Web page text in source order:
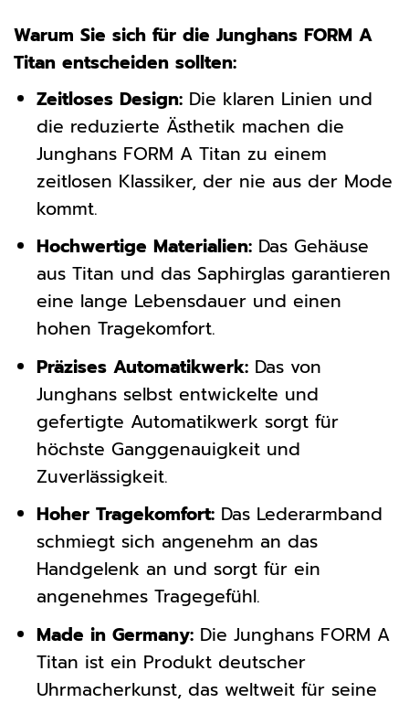
Warum Sie sich für die Junghans FORM A
Titan entscheiden sollten:
Zeitloses Design:Die klaren Linien und
die reduzierte Ästhetik machen die
Junghans FORM A Titan zu einem
zeitlosen Klassiker, der nie aus der Mode
kommt.
Hochwertige Materialien:Das Gehäuse
aus Titan und das Saphirglas garantieren
eine lange Lebensdauer und einen
hohen Tragekomfort.
Präzises Automatikwerk:Das von
Junghans selbst entwickelte und
gefertigte Automatikwerk sorgt für
höchste Ganggenauigkeit und
Zuverlässigkeit.
Hoher Tragekomfort:Das Lederarmband
schmiegt sich angenehm an das
Handgelenk an und sorgt für ein
angenehmes Tragegefühl.
Made in Germany:Die Junghans FORM A
Titan ist ein Produkt deutscher
Uhrmacherkunst, das weltweit für seine